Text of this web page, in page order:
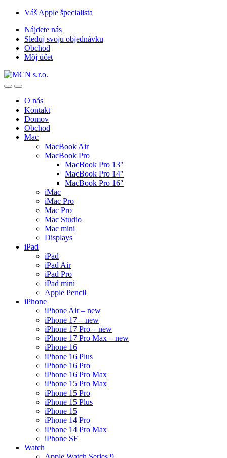
Skip
navigation
Skip
content
Váš Apple špecialista
Nájdete nás
Sleduj svoju objednávku
Obchod
Môj účet
O nás
Kontakt
Domov
Obchod
Mac
MacBook Air
MacBook Pro
MacBook Pro 13″
MacBook Pro 14″
MacBook Pro 16″
iMac
iMac Pro
Mac Pro
Mac Studio
Mac mini
Displays
iPad
iPad
iPad Air
iPad Pro
iPad mini
Apple Pencil
iPhone
iPhone Air – new
iPhone 17 – new
iPhone 17 Pro – new
iPhone 17 Pro Max – new
iPhone 16
iPhone 16 Plus
iPhone 16 Pro
iPhone 16 Pro Max
iPhone 15 Pro Max
iPhone 15 Pro
iPhone 15 Plus
iPhone 15
iPhone 14 Pro
iPhone 14 Pro Max
iPhone SE
Watch